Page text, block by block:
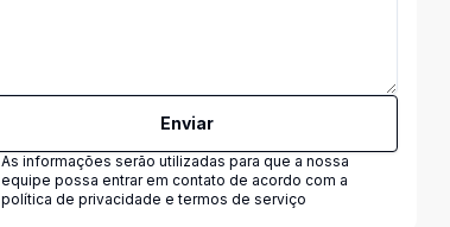
Enviar
As informações serão utilizadas para que a nossa
equipe possa entrar em contato de acordo com a
política de privacidade e termos de serviço